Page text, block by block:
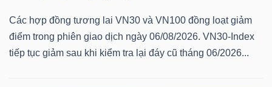
Các hợp đồng tương lai VN30 và VN100 đồng loạt giảm
điểm trong phiên giao dịch ngày 06/08/2026. VN30-Index
tiếp tục giảm sau khi kiểm tra lại đáy cũ tháng 06/2026...